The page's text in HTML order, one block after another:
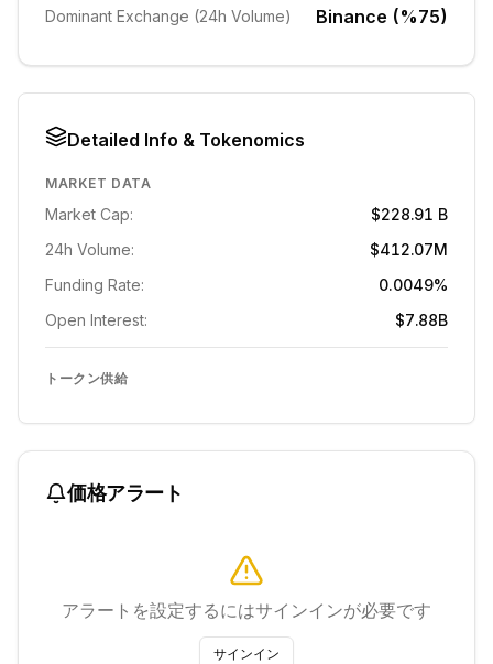
Dominant Exchange (24h Volume) Binance (%75)
Detailed Info & Tokenomics
MARKET DATA
Market Cap:
$228.91 B
24h Volume:
$412.07M
Funding Rate:
0.0049%
Open Interest:
$7.88B
トークン供給
価格アラート
アラートを設定するにはサインインが必要です
サインイン